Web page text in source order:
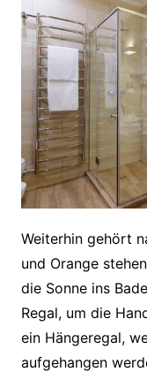
Weiterhin gehört
und Orange
die Sonne ins
Regal, um die
ein Hängeregal,
aufgehangen